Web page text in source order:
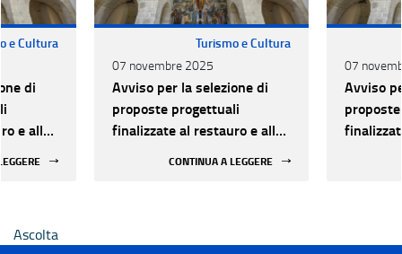
e Cultura
di
e alla
Turismo e Cultura
07 novembre 2025
Avviso per la selezione di
proposte progettuali
finalizzate al restauro e alla
CONTINUA A LEGGERE
07
Avviso
Ascolta